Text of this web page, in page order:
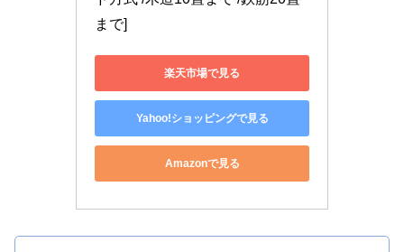
まで]
楽天市場で見る
Yahoo!ショッピングで見る
Amazonで見る